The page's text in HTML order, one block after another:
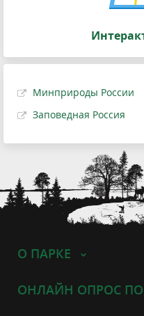
Минприроды России
Заповедная Россия
О ПАРКЕ
ОНЛАЙН ОПРОС